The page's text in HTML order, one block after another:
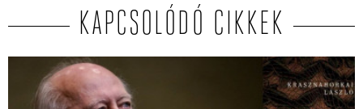
KAPCSOLÓDÓ CIKKEK